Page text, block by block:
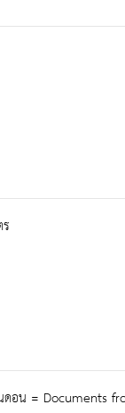
ดอน = Documents